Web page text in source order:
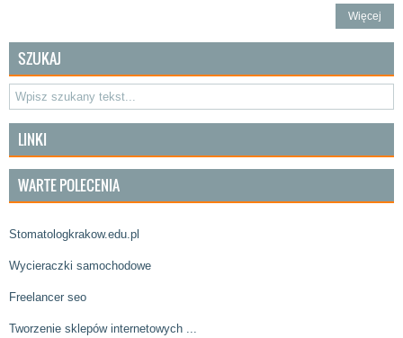
Więcej
SZUKAJ
LINKI
WARTE POLECENIA
Stomatologkrakow.edu.pl
Wycieraczki samochodowe
Freelancer seo
Tworzenie sklepów internetowych ...